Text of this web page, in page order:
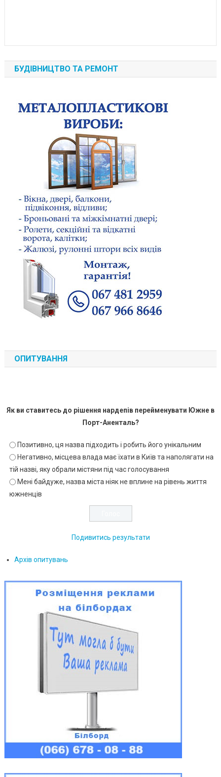
БУДІВНИЦТВО ТА РЕМОНТ
ОПИТУВАННЯ
Як ви ставитесь до рішення нардепів перейменувати Южне в
Порт-Аненталь?
Позитивно, ця назва підходить і робить його унікальним
Негативно, місцева влада має їхати в Київ та наполягати на
тій назві, яку обрали містяни під час голосування
Мені байдуже, назва міста ніяк не вплине на рівень життя
южненців
Подивитись результати
Архів опитувань